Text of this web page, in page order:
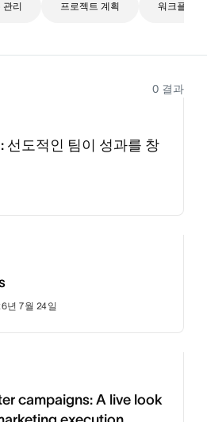
관리 프로젝트 계획 워크플로
0 결과
선도적인 팀이 성과를 창
년 7월 24일
campaigns: A live look